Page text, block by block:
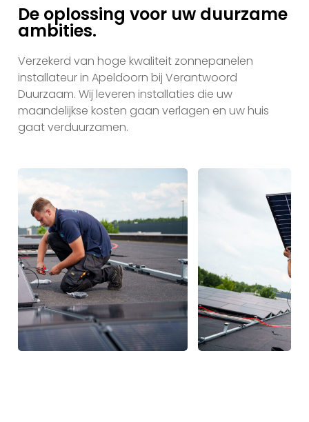
De oplossing voor uw duurzame
ambities.
Verzekerd van hoge kwaliteit zonnepanelen
installateur in Apeldoorn bij Verantwoord
Duurzaam. Wij leveren installaties die uw
maandelijkse kosten gaan verlagen en uw huis
gaat verduurzamen.